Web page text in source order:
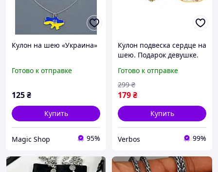
Кулон на шею «Украина»
Готово к отправке
125₴
Купить
Magic Shop 95%
Кулон подвеска сердце на
шею. Подарок девушке.
шею. Бижутерные
подвески на шею для
девушки
Готово к отправке
179₴
299 ₴
Купить
Verbos 99%